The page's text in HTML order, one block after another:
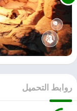
روابط التحميل